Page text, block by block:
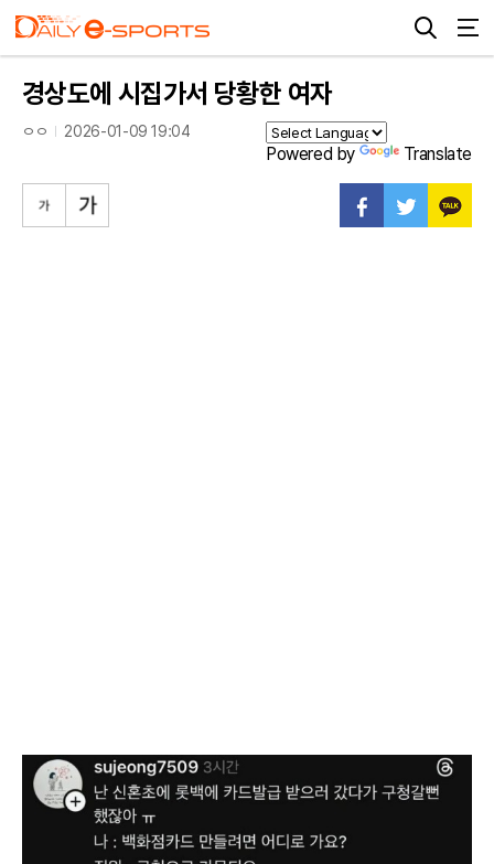
경상도에 시집가서 당황한 여자
ㅇㅇ 2026-01-09 19:04
Powered by Translate